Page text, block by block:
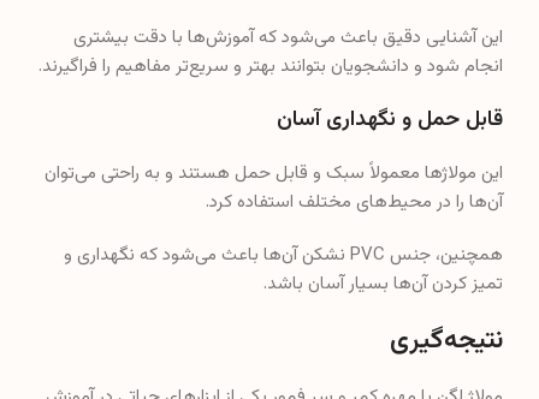
این آشنایی دقیق باعث می‌شود که آموزش‌ها با دقت بیشتری
انجام شود و دانشجویان بتوانند بهتر و سریع‌تر مفاهیم را فراگیرند.
قابل حمل و نگهداری آسان
این مولاژها معمولاً سبک و قابل حمل هستند و به راحتی می‌توان
آن‌ها را در محیط‌های مختلف استفاده کرد.
همچنین، جنس PVC نشکن آن‌ها باعث می‌شود که نگهداری و
تمیز کردن آن‌ها بسیار آسان باشد.
نتیجه‌گیری